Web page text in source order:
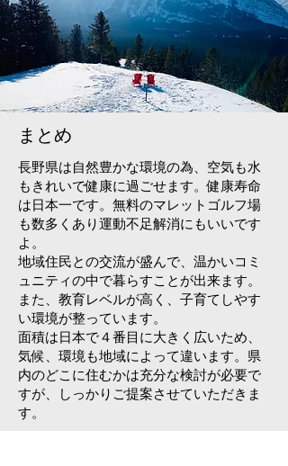
まとめ
長野県は自然豊かな環境の為、空気も水
もきれいで健康に過ごせます。健康寿命
は日本一です。無料のマレットゴルフ場
も数多くあり運動不足解消にもいいです
よ。
地域住民との交流が盛んで、温かいコミ
ュニティの中で暮らすことが出来ます。
また、教育レベルが高く、子育てしやす
い環境が整っています。
​面積は日本で４番目に大きく広いため、
気候、環境も地域によって違います。県
内のどこに住むかは充分な検討が必要で
すが、しっかりご提案させていただきま
す。